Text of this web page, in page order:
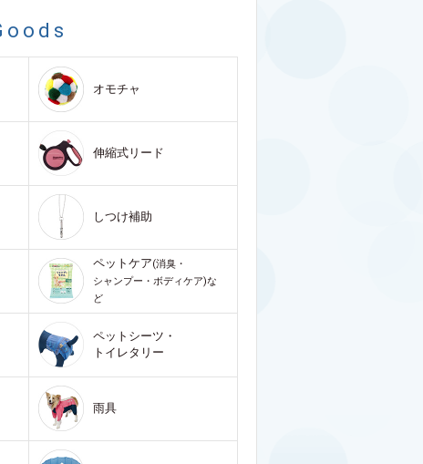
オモチャ
伸縮式リード
しつけ補助
ペットケア(消臭・
シャンプー・ボディケア)な
ど
ペットシーツ・
トイレタリー
雨具